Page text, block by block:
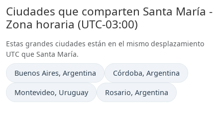
Ciudades que comparten Santa María -
Zona horaria (UTC-03:00)
Estas grandes ciudades están en el mismo desplazamiento
UTC que Santa María.
Hora actual en
Buenos Aires, Argentina Hora actual en
Córdoba, Argentina
Hora actual en
Montevideo, Uruguay Hora actual en
Rosario, Argentina